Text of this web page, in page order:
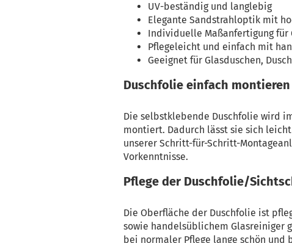
UV-beständig und langlebig
Elegante Sandstrahloptik mit
Individuelle Maßanfertigung für
Pflegeleicht und einfach mit
Geeignet für Glasduschen,
Duschfolie einfach montieren
Die selbstklebende Duschfolie wird
montiert. Dadurch lässt sie sich
unserer Schritt-für-Schritt-
Vorkenntnisse.
Pflege der Duschfolie/
Die Oberfläche der Duschfolie ist
sowie handelsüblichem Glasreiniger
bei normaler Pflege lange schön